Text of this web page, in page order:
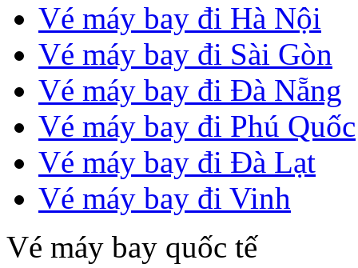
Vé máy bay đi Hà Nội
Vé máy bay đi Sài Gòn
Vé máy bay đi Đà Nẵng
Vé máy bay đi Phú Quốc
Vé máy bay đi Đà Lạt
Vé máy bay đi Vinh
Vé máy bay quốc tế